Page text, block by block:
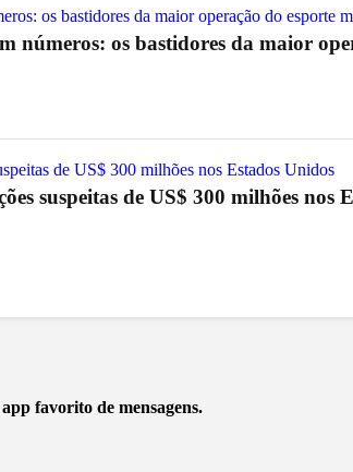
números: os bastidores da maior
suspeitas de US$ 300 milhões nos
favorito de mensagens.